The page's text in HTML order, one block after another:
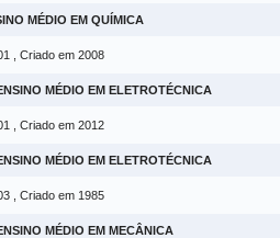
MÉDIO EM QUÍMICA
, Criado em 2008
MÉDIO EM ELETROTÉCNICA
, Criado em 2012
MÉDIO EM ELETROTÉCNICA
, Criado em 1985
MÉDIO EM MECÂNICA